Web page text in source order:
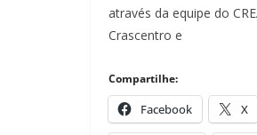
através da equipe do
Crascentro e
Compartilhe:
Facebook X